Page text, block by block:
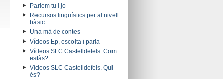
Parlem tu i jo
Recursos lingüístics per al nivell
bàsic
Una mà de contes
Vídeos Ep, escolta i parla
Vídeos SLC Castelldefels. Com
estàs?
Vídeos SLC Castelldefels. Qui
és?